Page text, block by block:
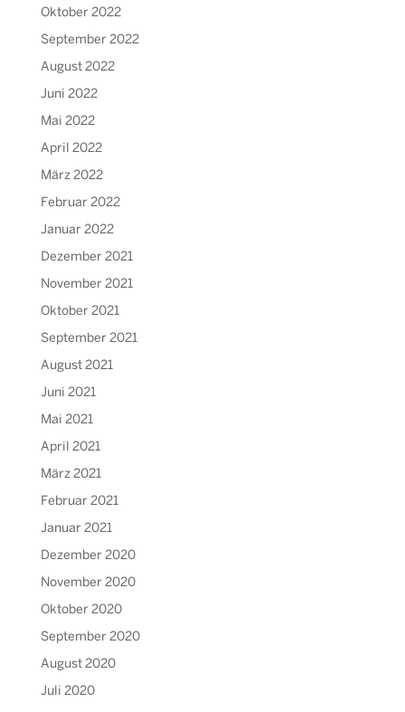
Oktober 2022
September 2022
August 2022
Juni 2022
Mai 2022
April 2022
März 2022
Februar 2022
Januar 2022
Dezember 2021
November 2021
Oktober 2021
September 2021
August 2021
Juni 2021
Mai 2021
April 2021
März 2021
Februar 2021
Januar 2021
Dezember 2020
November 2020
Oktober 2020
September 2020
August 2020
Juli 2020